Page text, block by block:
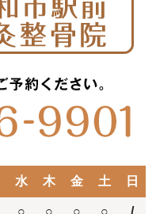
水 木 金 土 日
○ ○ ○ ○ /